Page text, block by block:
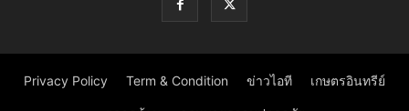
Privacy Policy Term & Condition ข่าวไอที เกษตรอินทรีย์